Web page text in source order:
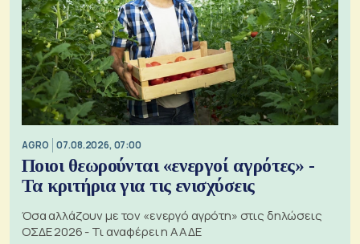
AGRO 07.08.2026, 07:00
Ποιοι θεωρούνται «ενεργοί αγρότες» -
Τα κριτήρια για τις ενισχύσεις
Όσα αλλάζουν με τον «ενεργό αγρότη» στις δηλώσεις
ΟΣΔΕ 2026 - Τι αναφέρει η ΑΑΔΕ